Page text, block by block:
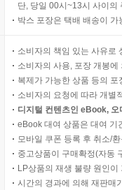
꿈만 꾸는 시간이지만
할 수 있는 무대가 새벽
을 발견하고 영혼이 함
만 성장을 부르는 시간
게 만드는 힘이다. 외로
단, 당일 00시~13시 사이의
박스 포장은 택배 배송이
소비자의 책임 있는 사유로
소비자의 사용, 포장 개봉
복제가 가능한 상품 등의
소비자의 요청에 따라 개별
디지털 컨텐츠인 eBook,
eBook 대여 상품은 대여 기
모바일 쿠폰 등록 후 취소/
중고상품이 구매확정(자동
LP상품의 재생 불량 원인
시간의 경과에 의해 재판매